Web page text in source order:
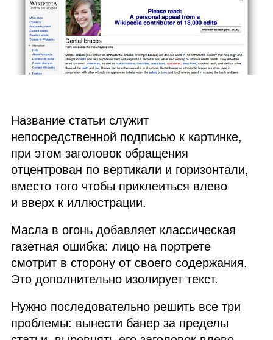
Название статьи служит
непосредственной подписью к картинке,
при этом заголовок обращения
отцентрован по вертикали и горизонтали,
вместо того чтобы приклеиться влево
и вверх к иллюстрации.
Масла в огонь добавляет классическая
газетная ошибка: лицо на портрете
смотрит в сторону от своего содержания.
Это дополнительно изолирует текст.
Нужно последовательно решить все три
проблемы: вынести банер за пределы